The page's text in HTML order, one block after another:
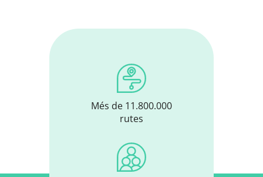
Més de 11.800.000
rutes